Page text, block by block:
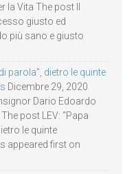
la Vita The post Il
giusto ed
più sano e giusto
parola”, dietro le quinte
Dicembre 29, 2020
Dario Edoardo
post LEV: “Papa
le quinte
appeared first on